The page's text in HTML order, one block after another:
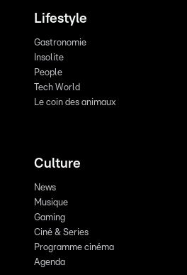
Lifestyle
Gastronomie
Insolite
People
Tech World
Le coin des animaux
Culture
News
Musique
Gaming
Ciné & Series
Programme cinéma
Agenda